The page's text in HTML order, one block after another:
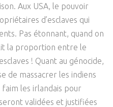
Aux USA, le pouvoir
d’esclaves qui
Pas étonnant, quand on
la proportion entre le
! Quant au génocide,
de massacrer les indiens
faim les irlandais pour
validées et justifiées